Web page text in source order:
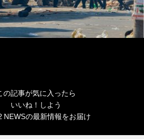
の記事が気に入ったら
いいね！しよう
NEWSの最新情報をお届け